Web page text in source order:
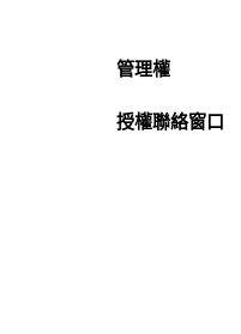
管理權
授權聯絡窗口